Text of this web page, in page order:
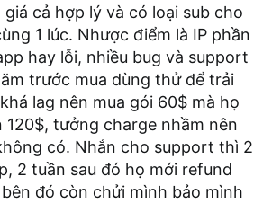
cả hợp lý và có loại sub cho
1 lúc. Nhược điểm là IP phần
hay lỗi, nhiều bug và support
trước mua dùng thử để trải
lag nên mua gói 60$ mà họ
120$, tưởng charge nhầm nên
có. Nhắn cho support thì 2
2 tuần sau đó họ mới refund
đó còn chửi mình bảo mình